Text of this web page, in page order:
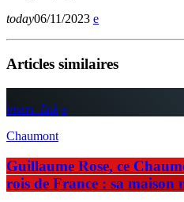
today06/11/2023
Articles similaires
insert_link
Chaumont
Guillaume Rose, ce
rois de France : sa maison